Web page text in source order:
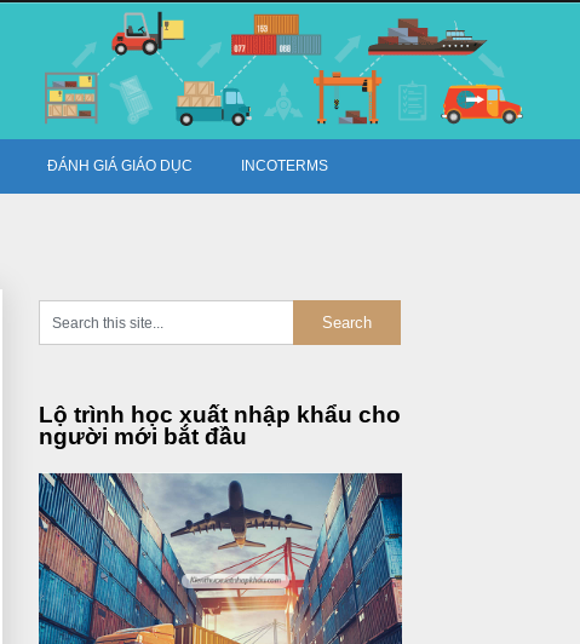
ĐÁNH GIÁ GIÁO DỤC INCOTERMS
Lộ trình học xuất nhập khẩu cho
người mới bắt đầu